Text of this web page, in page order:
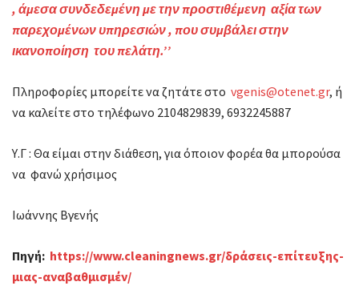
, άμεσα συνδεδεμένη με την προστιθέμενη αξία των
παρεχομένων υπηρεσιών , που συμβάλει στην
ικανοποίηση του πελάτη.’’
Πληροφορίες μπορείτε να ζητάτε στο vgenis@otenet.gr, ή
να καλείτε στο τηλέφωνο 2104829839, 6932245887
Υ.Γ : Θα είμαι στην διάθεση, για όποιον φορέα θα μπορούσα
να φανώ χρήσιμος
Ιωάννης Βγενής
Πηγή: https://www.cleaningnews.gr/δράσεις-επίτευξης-
μιας-αναβαθμισμέν/